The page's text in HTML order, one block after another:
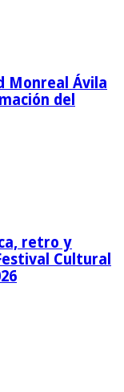
Monreal Ávila
del
retro y
Cultural